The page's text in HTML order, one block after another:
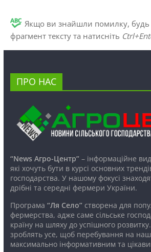
Якщо ви знайшли помилку, будь
фрагмент тексту та натисніть
ПРО НАС
“News Агро-Центр”– інформаційне
які хочуть бути в курсі основних
господарства. У нашому фокусі
дрібні та середні фермери України.
Програма “Ля Село”створена для
фермерства, адже саме сільське
країну на шляху до успішного
зроблять усе, щоб перебування на
максимально інформативним та